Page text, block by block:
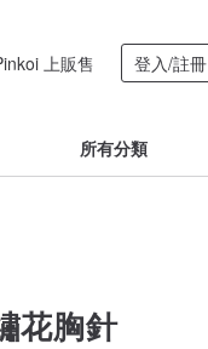
上販售 登入/註冊
所有分類
花胸針